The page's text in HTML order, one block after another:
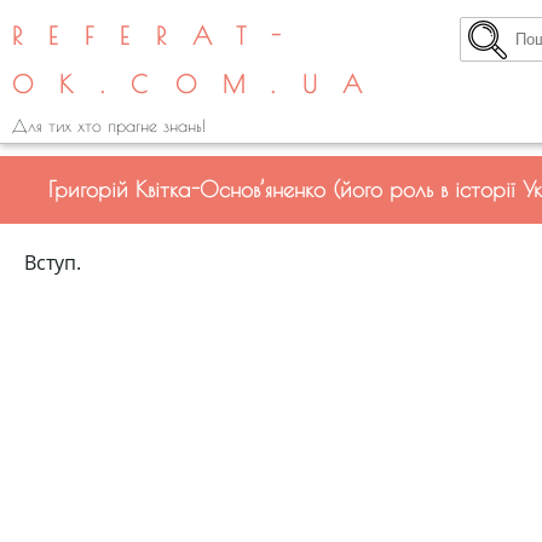
REFERAT-
OK.COM.UA
Для тих хто прагне знань!
Григорій Квітка-Основ’яненко (його роль в історії
Вступ.